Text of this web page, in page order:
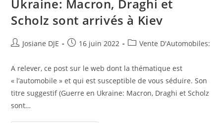
Ukraine: Macron, Draghi et
Scholz sont arrivés à Kiev
Auteur/autrice
publication :
Josiane DJE
Post16 juin 2022
PostVente D'Automobiles:
A relever, ce post sur le web dont la thématique est
« l’automobile » et qui est susceptible de vous séduire. Son
titre suggestif (Guerre en Ukraine: Macron, Draghi et Scholz
sont…